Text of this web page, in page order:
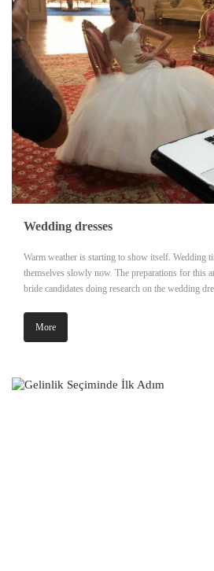
Wedding dresses
Warm weather is starting to show itself. Wedding
themselves slowly now. The preparations for this
bride candidates doing research on the wedding
More